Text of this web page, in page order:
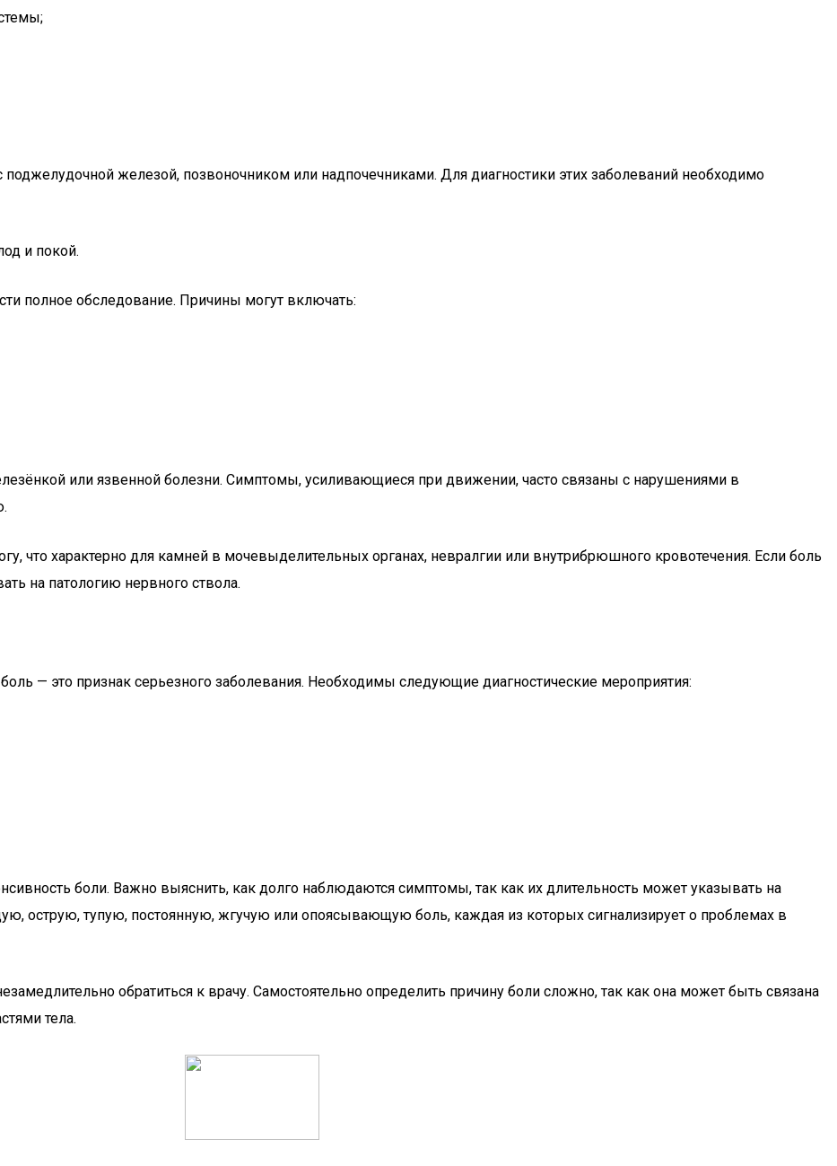
железой, позвоночником или надпочечниками. Для диагностики этих заболеваний необходимо
и покой.
полное обследование. Причины могут включать:
или язвенной болезни. Симптомы, усиливающиеся при движении, часто связаны с нарушениями в
что характерно для камней в мочевыделительных органах, невралгии или внутрибрюшного кровотечения. Если боль
на патологию нервного ствола.
— это признак серьезного заболевания. Необходимы следующие диагностические мероприятия:
боли. Важно выяснить, как долго наблюдаются симптомы, так как их длительность может указывать на
острую, тупую, постоянную, жгучую или опоясывающую боль, каждая из которых сигнализирует о проблемах в
обратиться к врачу. Самостоятельно определить причину боли сложно, так как она может быть связана
тела.